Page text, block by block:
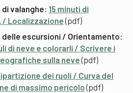
valanghe: 15 minuti di
/ Localizzazione(pdf)
delle escursioni / Orientamento:
di neve e colorarli / Scrivere i
sulla neve(pdf)
dei ruoli / Curva del
di massimo pericolo(pdf)